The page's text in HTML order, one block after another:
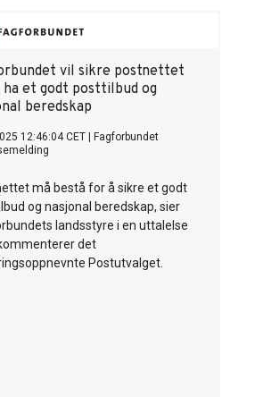
i toppklasse.
vil sikre postnettet
et godt posttilbud og
beredskap
12:46:04 CET
Fagforbundet
må bestå for å sikre et godt
og nasjonal beredskap, sier
landsstyre i en uttalelse
det
Postutvalget.